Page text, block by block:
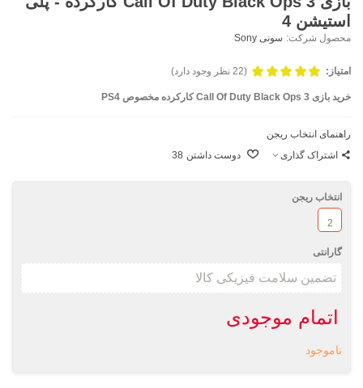
استیشن 4
محصول شرکت: سونی Sony
امتیاز: (22 نظر وجود دارد)
خرید بازی Call Of Duty Black Ops 3 کارکرده مخصوص PS4
راهنمای انتخاب ریجن
اشتراک گذاری
دوست داشتن 38
انتخاب ریجن
2
گارانتی
اتمام موجودی
ناموجود